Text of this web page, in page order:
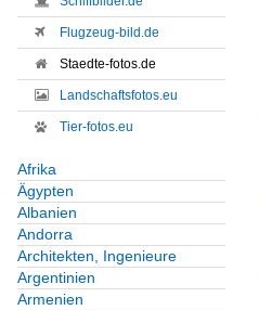
Flugzeug-bild.de
Staedte-fotos.de
Landschaftsfotos.eu
Tier-fotos.eu
Afrika
Ägypten
Albanien
Andorra
Architekten, Ingenieure
Argentinien
Armenien